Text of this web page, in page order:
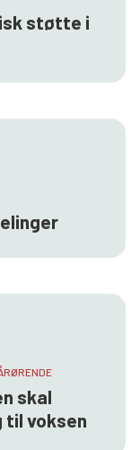
støtte i
skal
til voksen